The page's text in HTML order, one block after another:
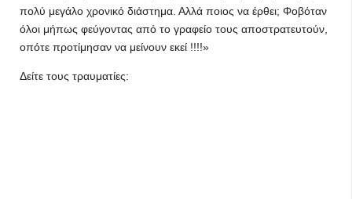
πολύ μεγάλο χρονικό διάστημα. Αλλά ποιος να έρθει; Φοβόταν
όλοι μήπως φεύγοντας από το γραφείο τους αποστρατευτούν,
οπότε προτίμησαν να μείνουν εκεί !!!!»
Δείτε τους τραυματίες: